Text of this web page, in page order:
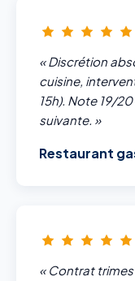
« Discrétion
cuisine,
15h). Note 19/
suivante. »
Restaurant
« Contrat